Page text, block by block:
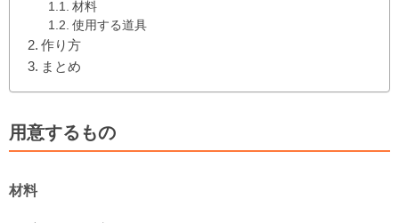
材料
使用する道具
作り方
まとめ
用意するもの
材料